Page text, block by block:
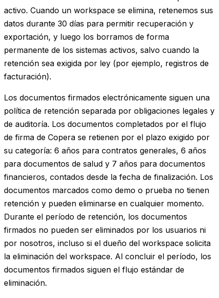
activo. Cuando un workspace se elimina, retenemos sus
datos durante 30 días para permitir recuperación y
exportación, y luego los borramos de forma
permanente de los sistemas activos, salvo cuando la
retención sea exigida por ley (por ejemplo, registros de
facturación).
Los documentos firmados electrónicamente siguen una
política de retención separada por obligaciones legales y
de auditoría. Los documentos completados por el flujo
de firma de Copera se retienen por el plazo exigido por
su categoría: 6 años para contratos generales, 6 años
para documentos de salud y 7 años para documentos
financieros, contados desde la fecha de finalización. Los
documentos marcados como demo o prueba no tienen
retención y pueden eliminarse en cualquier momento.
Durante el período de retención, los documentos
firmados no pueden ser eliminados por los usuarios ni
por nosotros, incluso si el dueño del workspace solicita
la eliminación del workspace. Al concluir el período, los
documentos firmados siguen el flujo estándar de
eliminación.